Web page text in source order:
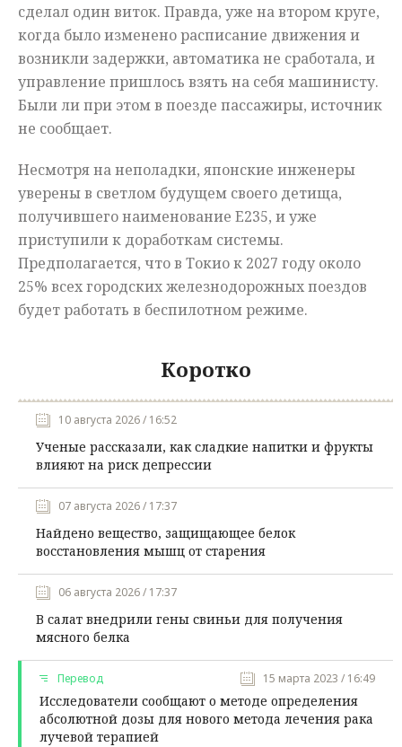
сделал один виток. Правда, уже на втором круге,
когда было изменено расписание движения и
возникли задержки, автоматика не сработала, и
управление пришлось взять на себя машинисту.
Были ли при этом в поезде пассажиры, источник
не сообщает.
Несмотря на неполадки, японские инженеры
уверены в светлом будущем своего детища,
получившего наименование E235, и уже
приступили к доработкам системы.
Предполагается, что в Токио к 2027 году около
25% всех городских железнодорожных поездов
будет работать в беспилотном режиме.
Коротко
10 августа 2026 / 16:52
Ученые рассказали, как сладкие напитки и фрукты
влияют на риск депрессии
07 августа 2026 / 17:37
Найдено вещество, защищающее белок
восстановления мышц от старения
06 августа 2026 / 17:37
В салат внедрили гены свиньи для получения
мясного белка
Перевод 15 марта 2023 / 16:49
Исследователи сообщают о методе определения
абсолютной дозы для нового метода лечения рака
лучевой терапией